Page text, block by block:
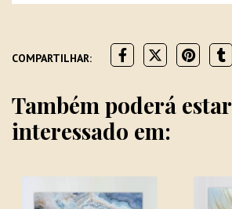
COMPARTILHAR:
Também poderá estar
interessado em: